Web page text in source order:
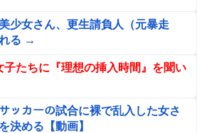
少女さん、更生請負人（元暴走
る →
子たちに『理想の挿入時間』を聞い
サッカーの試合に裸で乱入した女さ
決める【動画】